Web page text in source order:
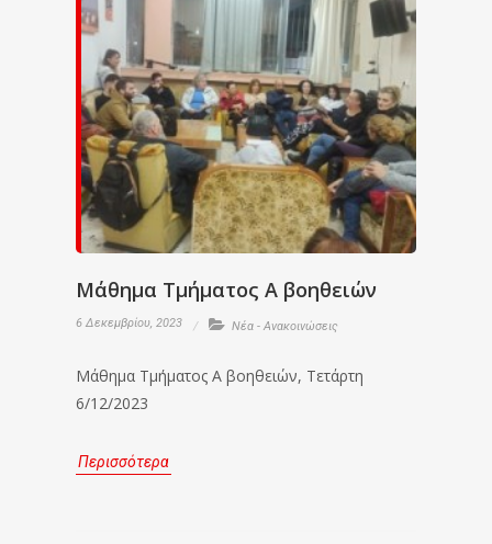
Μάθημα Τμήματος Α βοηθειών
6 Δεκεμβρίου, 2023 Νέα - Ανακοινώσεις
Μάθημα Τμήματος Α βοηθειών, Τετάρτη
6/12/2023
Περισσότερα